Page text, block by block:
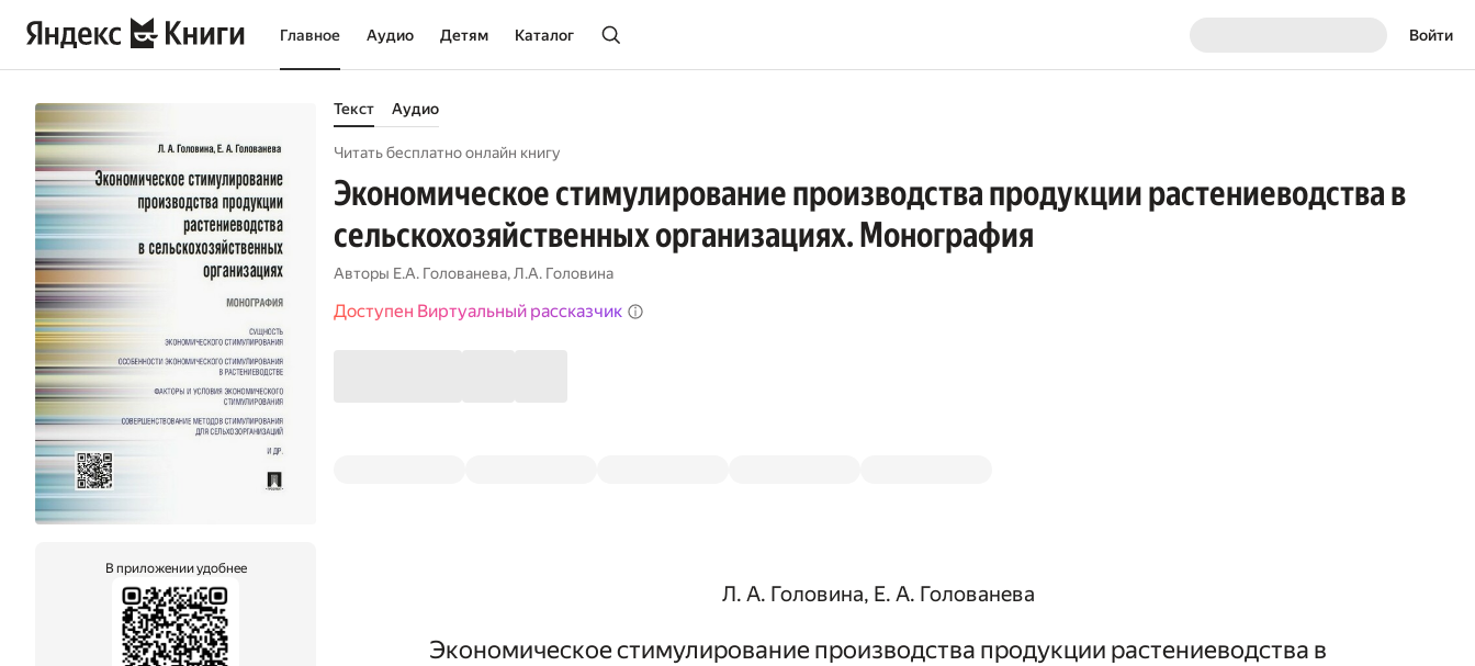
Главное Аудио Детям Каталог Войти
В приложении удобнее
Текст Аудио
Читать бесплатно онлайн книгу
Экономическое стимулирование производства продукции растениеводства в
сельскохозяйственных организациях. Монография
Авторы Е.А. Голованева,Л.А. Головина
Доступен Виртуальный рассказчик
Л. А. Головина, Е. А. Голованева
Экономическое стимулирование производства продукции растениеводства в